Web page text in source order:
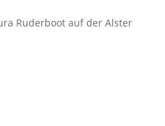
Ruderboot auf der Alster